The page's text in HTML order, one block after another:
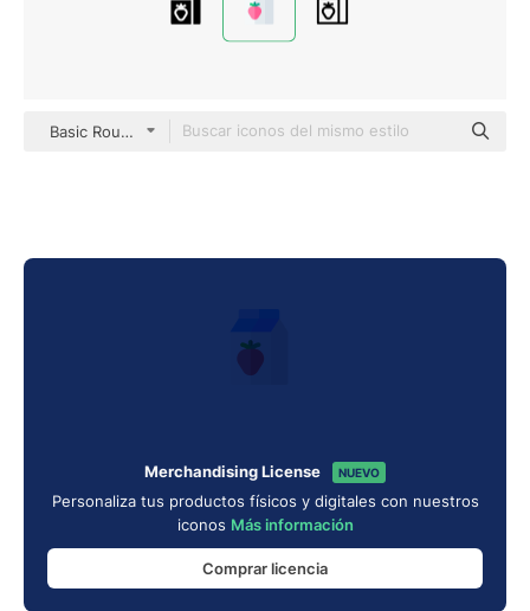
Basic Rounded Flat
Merchandising License NUEVO
Personaliza tus productos físicos y digitales con nuestros
iconos Más información
Comprar licencia